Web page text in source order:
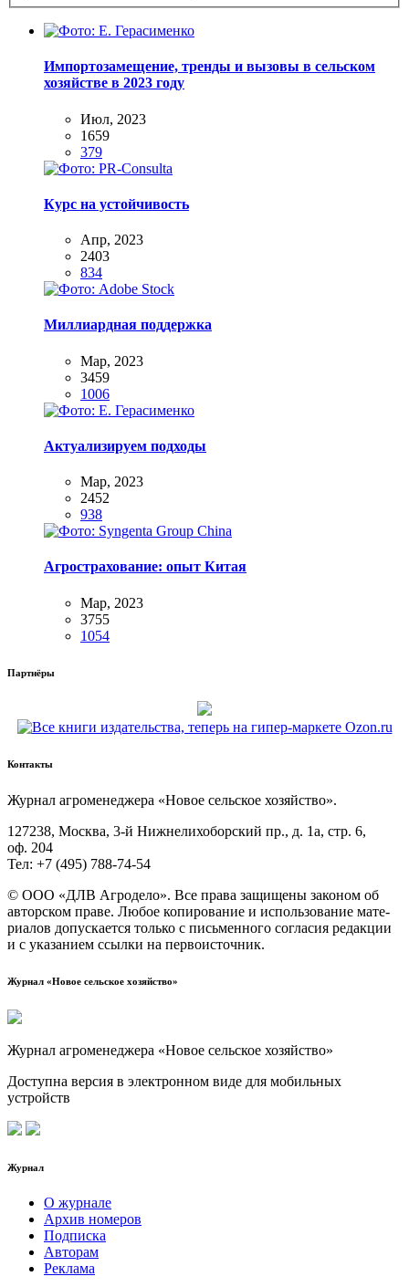
Импортозамещение, тренды и вызовы в сельском
хозяйстве в 2023 году
Июл, 2023
1659
379
Курс на устойчивость
Апр, 2023
2403
834
Миллиардная поддержка
Мар, 2023
3459
1006
Актуализируем подходы
Мар, 2023
2452
938
Агрострахование: опыт Китая
Мар, 2023
3755
1054
Партнёры
Контакты
Жур­нал агро­ме­не­дже­ра «Новое сель­ское хозяйство».
127238, Москва, 3‑й Ниж­не­ли­хо­бор­ский пр., д. 1а, стр. 6,
оф. 204
Тел: +7 (495) 788‑74‑54
© ООО «ДЛВ Агро­де­ло». Все пра­ва защи­ще­ны зако­ном об
автор­ском пра­ве. Любое копи­ро­ва­ние и исполь­зо­ва­ние мате­
ри­а­лов допус­ка­ет­ся толь­ко с пись­мен­но­го согла­сия редак­ции
и с ука­за­ни­ем ссыл­ки на первоисточник.
Журнал «Новое сельское хозяйство»
Журнал агроменеджера «Новое сельское хозяйство»
Доступна версия в электронном виде для мобильных
устройств
Журнал
О журнале
Архив номеров
Подписка
Авторам
Реклама